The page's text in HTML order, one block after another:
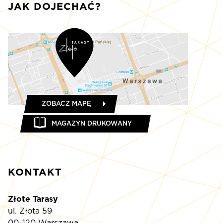
KONTAKT
Złote Tarasy
ul. Złota 59
JAK DOJECHAĆ?
ZOBACZ MAPĘ
MAGAZYN DRUKOWANY